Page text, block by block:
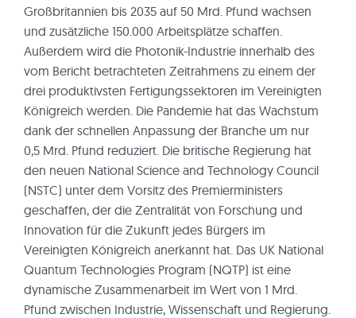
Großbritannien bis 2035 auf 50 Mrd. Pfund wachsen
und zusätzliche 150.000 Arbeitsplätze schaffen.
Außerdem wird die Photonik-Industrie innerhalb des
vom Bericht betrachteten Zeitrahmens zu einem der
drei produktivsten Fertigungssektoren im Vereinigten
Königreich werden. Die Pandemie hat das Wachstum
dank der schnellen Anpassung der Branche um nur
0,5 Mrd. Pfund reduziert. Die britische Regierung hat
den neuen National Science and Technology Council
(NSTC) unter dem Vorsitz des Premierministers
geschaffen, der die Zentralität von Forschung und
Innovation für die Zukunft jedes Bürgers im
Vereinigten Königreich anerkannt hat. Das UK National
Quantum Technologies Program (NQTP) ist eine
dynamische Zusammenarbeit im Wert von 1 Mrd.
Pfund zwischen Industrie, Wissenschaft und Regierung.